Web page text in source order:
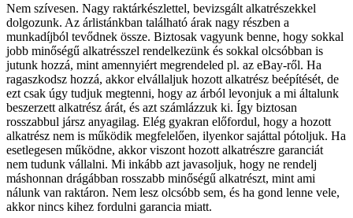
Nem szívesen. Nagy raktárkészlettel, bevizsgált alkatrészekkel
dolgozunk. Az árlistánkban található árak nagy részben a
munkadíjból tevődnek össze. Biztosak vagyunk benne, hogy sokkal
jobb minőségű alkatrésszel rendelkezünk és sokkal olcsóbban is
jutunk hozzá, mint amennyiért megrendeled pl. az eBay-ről. Ha
ragaszkodsz hozzá, akkor elvállaljuk hozott alkatrész beépítését, de
ezt csak úgy tudjuk megtenni, hogy az árból levonjuk a mi általunk
beszerzett alkatrész árát, és azt számlázzuk ki. Így biztosan
rosszabbul jársz anyagilag. Elég gyakran előfordul, hogy a hozott
alkatrész nem is működik megfelelően, ilyenkor sajáttal pótoljuk. Ha
esetlegesen működne, akkor viszont hozott alkatrészre garanciát
nem tudunk vállalni. Mi inkább azt javasoljuk, hogy ne rendelj
máshonnan drágábban rosszabb minőségű alkatrészt, mint ami
nálunk van raktáron. Nem lesz olcsóbb sem, és ha gond lenne vele,
akkor nincs kihez fordulni garancia miatt.